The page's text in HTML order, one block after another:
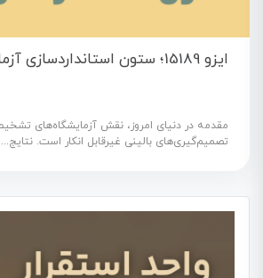
ایزو 15189؛ ستون استانداردسازی آزمایشگاه
مقدمه در دنیای امروز، نقش آزمایشگاه‌های
تصمیم‌گیری‌های بالینی غیرقابل انکار است. نتایج...